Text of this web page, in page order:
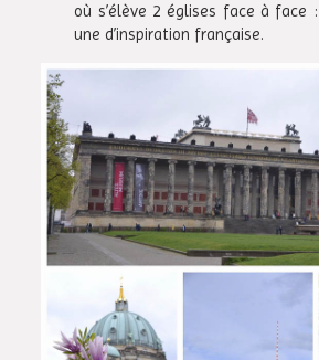
où s’élève 2 églises face à face
une d’inspiration française.